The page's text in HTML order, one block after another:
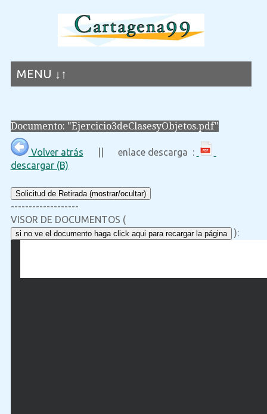
MENU ↓↑
Documento: "Ejercicio3deClasesyObjetos.pdf"
Volver atrás || enlace descarga :
descargar (B)
Solicitud de Retirada (mostrar/ocultar)
-------------------
VISOR DE DOCUMENTOS (
si no ve el documento haga click aqui para recargar la página ):